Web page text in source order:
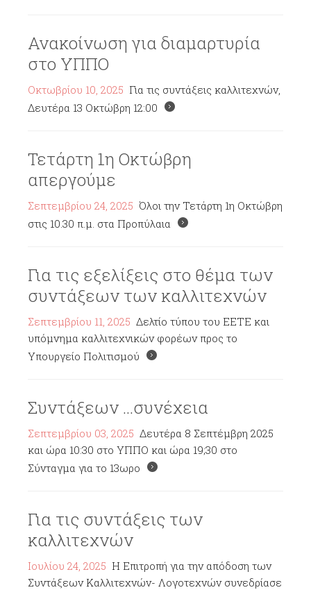
Ανακοίνωση για διαμαρτυρία
στο ΥΠΠΟ
Οκτωβρίου 10, 2025 Για τις συντάξεις καλλιτεχνών,
Δευτέρα 13 Οκτώβρη 12:00
Τετάρτη 1η Οκτώβρη
απεργούμε
Σεπτεμβρίου 24, 2025 Όλοι την Τετάρτη 1η Οκτώβρη
στις 10.30 π.μ. στα Προπύλαια
Για τις εξελίξεις στο θέμα των
συντάξεων των καλλιτεχνών
Σεπτεμβρίου 11, 2025 Δελτίο τύπου του ΕΕΤΕ και
υπόμνημα καλλιτεχνικών φορέων προς το
Υπουργείο Πολιτισμού
Συντάξεων ...συνέχεια
Σεπτεμβρίου 03, 2025 Δευτέρα 8 Σεπτέμβρη 2025
και ώρα 10:30 στο ΥΠΠΟ και ώρα 19;30 στο
Σύνταγμα για το 13ωρο
Για τις συντάξεις των
καλλιτεχνών
Ιουλίου 24, 2025 Η Επιτροπή για την απόδοση των
Συντάξεων Καλλιτεχνών- Λογοτεχνών συνεδρίασε